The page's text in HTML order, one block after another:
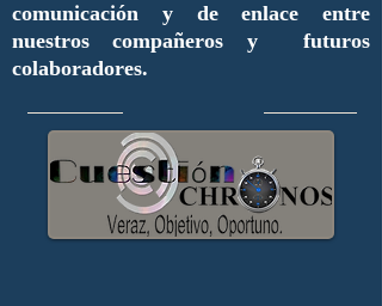
comunicación y de enlace entre
nuestros compañeros y futuros
colaboradores.